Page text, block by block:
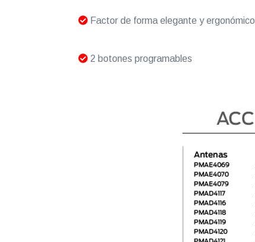
Factor de forma elegante y ergonómico
2 botones programables